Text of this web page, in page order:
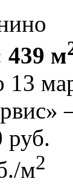
м
13
руб.
м2